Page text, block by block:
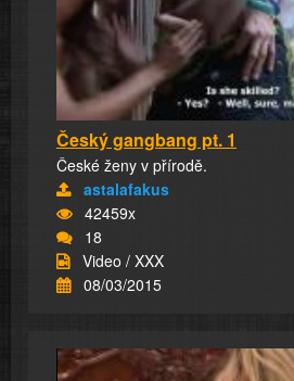
Český gangbang pt. 1
České ženy v přírodě.
astalafakus
42459x
18
Video / XXX
08/03/2015